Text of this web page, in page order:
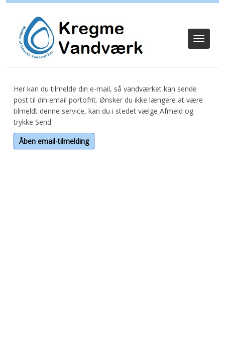
Toggle
Her kan du tilmelde din e-mail, så vandværket kan sende
post til din email portofrit. Ønsker du ikke længere at være
tilmeldt denne service, kan du i stedet vælge Afmeld og
trykke Send.
Åben email-tilmelding